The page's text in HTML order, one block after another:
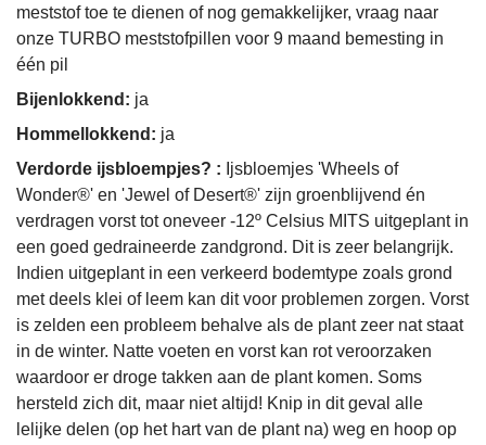
meststof toe te dienen of nog gemakkelijker, vraag naar
onze TURBO meststofpillen voor 9 maand bemesting in
één pil
Bijenlokkend: ja
Hommellokkend: ja
Verdorde ijsbloempjes? : Ijsbloemjes 'Wheels of
Wonder®' en 'Jewel of Desert®' zijn groenblijvend én
verdragen vorst tot oneveer -12º Celsius MITS uitgeplant in
een goed gedraineerde zandgrond. Dit is zeer belangrijk.
Indien uitgeplant in een verkeerd bodemtype zoals grond
met deels klei of leem kan dit voor problemen zorgen. Vorst
is zelden een probleem behalve als de plant zeer nat staat
in de winter. Natte voeten en vorst kan rot veroorzaken
waardoor er droge takken aan de plant komen. Soms
hersteld zich dit, maar niet altijd! Knip in dit geval alle
lelijke delen (op het hart van de plant na) weg en hoop op